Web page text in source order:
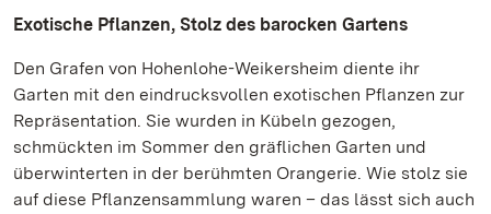
Exotische Pflanzen, Stolz des barocken Gartens
Den Grafen von Hohenlohe-Weikersheim diente ihr
Garten mit den eindrucksvollen exotischen Pflanzen zur
Repräsentation. Sie wurden in Kübeln gezogen,
schmückten im Sommer den gräflichen Garten und
überwinterten in der berühmten Orangerie. Wie stolz sie
auf diese Pflanzensammlung waren – das lässt sich auch